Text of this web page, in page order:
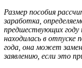
Размер пособия
заработка,
предшествующих
находилась в отпуске
года, она может
заявлению, если это